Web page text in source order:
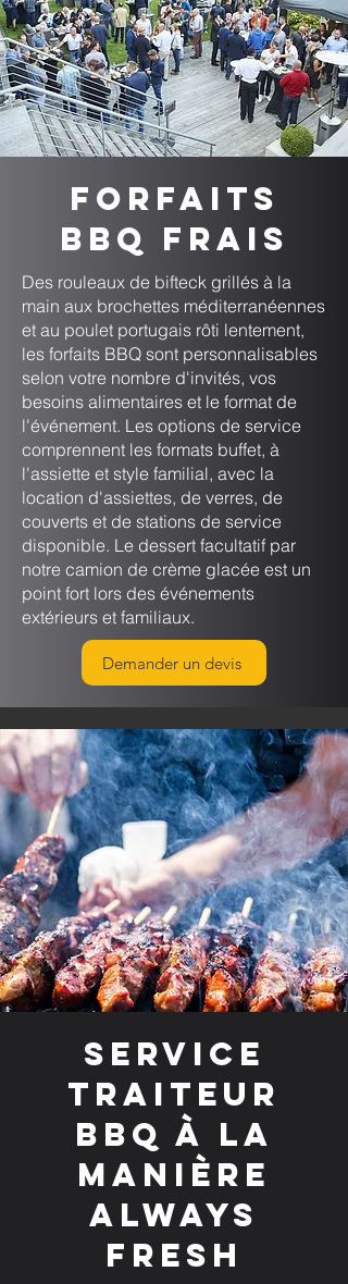
Forfaits
BBQ frais
Des rouleaux de bifteck grillés à la
main aux brochettes méditerranéennes
et au poulet portugais rôti lentement,
les forfaits BBQ sont personnalisables
selon votre nombre d'invités, vos
besoins alimentaires et le format de
l'événement. Les options de service
comprennent les formats buffet, à
l'assiette et style familial, avec la
location d'assiettes, de verres, de
couverts et de stations de service
disponible. Le dessert facultatif par
notre camion de crème glacée est un
point fort lors des événements
extérieurs et familiaux.
Demander un devis
Service
traiteur
BBQ à la
manière
Always
Fresh